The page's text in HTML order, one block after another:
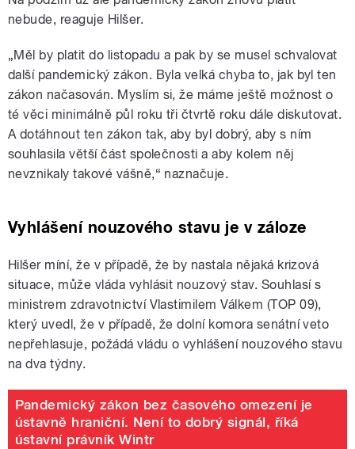
nebude, reaguje Hilšer.
„Měl by platit do listopadu a pak by se musel schvalovat
další pandemický zákon. Byla velká chyba to, jak byl ten
zákon načasován. Myslím si, že máme ještě možnost o
té věci minimálně půl roku tři čtvrtě roku dále diskutovat.
A dotáhnout ten zákon tak, aby byl dobrý, aby s ním
souhlasila větší část společnosti a aby kolem něj
nevznikaly takové vášně,“ naznačuje.
Vyhlášení nouzového stavu je v záloze
Hilšer míní, že v případě, že by nastala nějaká krizová
situace, může vláda vyhlásit nouzový stav. Souhlasí s
ministrem zdravotnictví Vlastimilem Válkem (TOP 09),
který uvedl, že v případě, že dolní komora senátní veto
nepřehlasuje, požádá vládu o vyhlášení nouzového stavu
na dva týdny.
Pandemický zákon bez časového omezení je
ústavně hraniční. Není to dobrý signál, říká
ústavní právník Wintr